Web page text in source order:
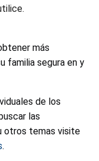
más
familia segura en y
de los
las
otros temas visite
.